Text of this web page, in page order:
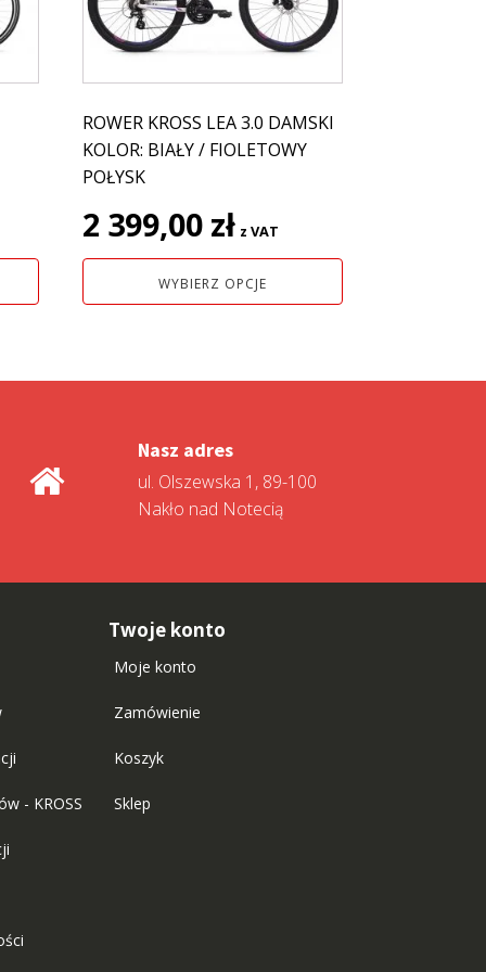
ROWER KROSS LEA 3.0 DAMSKI
KOLOR: BIAŁY / FIOLETOWY
POŁYSK
2 399,00 zł z VAT
WYBIERZ OPCJE
wariantów.
Opcje
wybrać
na
stronie
produktu
Nasz adres
ul. Olszewska 1, 89-100
Nakło nad Notecią
- KROSS
Twoje konto
Moje konto
Zamówienie
Koszyk
Sklep